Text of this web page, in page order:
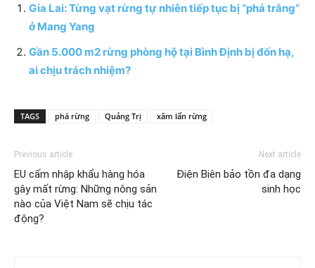
Gia Lai: Từng vạt rừng tự nhiên tiếp tục bị “phá trắng”
ở Mang Yang
Gần 5.000 m2 rừng phòng hộ tại Bình Định bị đốn hạ,
ai chịu trách nhiệm?
TAGS phá rừng Quảng Trị xâm lấn rừng
Previous article
EU cấm nhập khẩu hàng hóa
gây mất rừng: Những nông sản
nào của Việt Nam sẽ chịu tác
động?
Next article
Điện Biên bảo tồn đa dạng
sinh học